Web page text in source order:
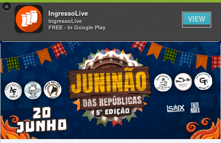
×
IngressoLive
IngressoLive
FREE - In Google Play
VIEW